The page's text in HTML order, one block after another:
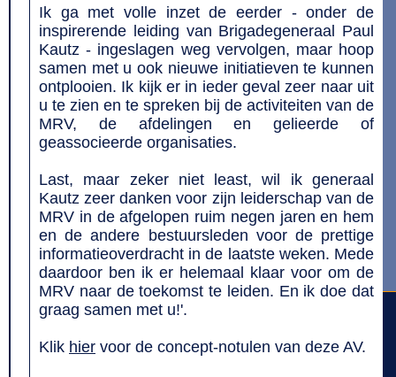
Ik ga met volle inzet de eerder - onder de
inspirerende leiding van Brigadegeneraal Paul
Kautz - ingeslagen weg vervolgen, maar hoop
samen met u ook nieuwe initiatieven te kunnen
ontplooien. Ik kijk er in ieder geval zeer naar uit
u te zien en te spreken bij de activiteiten van de
MRV, de afdelingen en gelieerde of
geassocieerde organisaties.
Last, maar zeker niet least, wil ik generaal
Kautz zeer danken voor zijn leiderschap van de
MRV in de afgelopen ruim negen jaren en hem
en de andere bestuursleden voor de prettige
informatieoverdracht in de laatste weken. Mede
daardoor ben ik er helemaal klaar voor om de
MRV naar de toekomst te leiden. En ik doe dat
graag samen met u!'.
Klik hier voor de concept-notulen van deze AV.